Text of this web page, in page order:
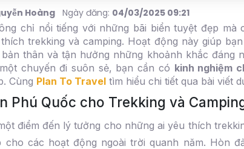
Hoàng Ngày đăng: 04/03/2025 09:21
chỉ nổi tiếng với những bãi biển tuyệt đẹp mà
trekking và camping. Hoạt động này giúp
thân và tận hưởng những khoảnh khắc đáng
chuyến đi suôn sẻ, bạn cần có kinh nghiệm
Cùng Plan To Travel tìm hiểu chi tiết qua bài viết
Phú Quốc cho Trekking và
điểm đến lý tưởng cho những ai yêu thích
cho các hoạt động ngoài trời quanh năm. Hòn